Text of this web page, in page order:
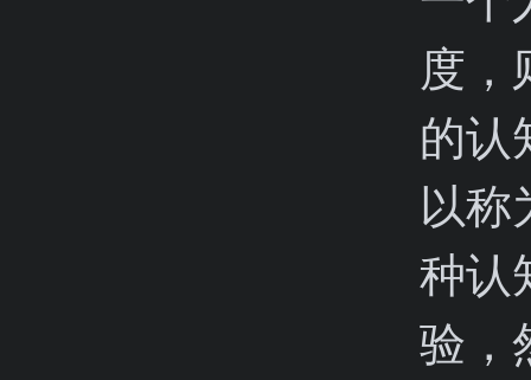
度，
的认
以称
种认
验，